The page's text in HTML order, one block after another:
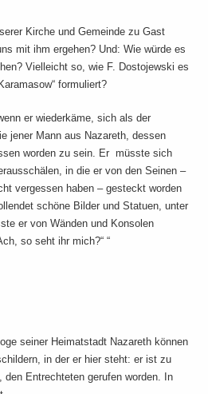
Kirche und Gemeinde zu Gast
mit ihm ergehen? Und: Wie würde es
Vielleicht so, wie F. Dostojewski es
formuliert?
er wiederkäme, sich als der
jener Mann aus Nazareth, dessen
worden zu sein. Er müsste sich
in die er von den Seinen –
vergessen haben – gesteckt worden
schöne Bilder und Statuen, unter
er von Wänden und Konsolen
so seht ihr mich?“ “
seiner Heimatstadt Nazareth können
in der er hier steht: er ist zu
den Entrechteten gerufen worden. In